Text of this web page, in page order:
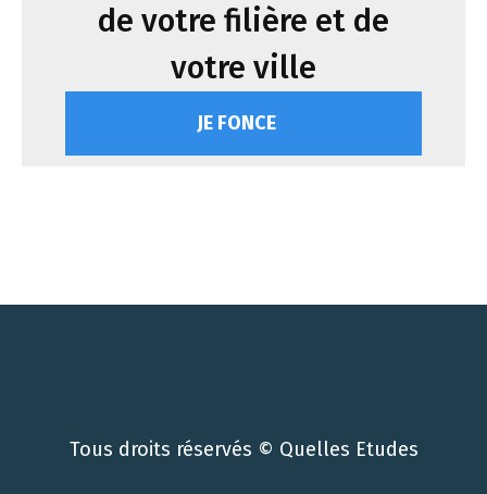
de votre filière et de
votre ville
JE FONCE
Tous droits réservés © Quelles Etudes